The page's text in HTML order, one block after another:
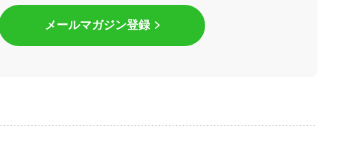
メールマガジン登録